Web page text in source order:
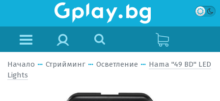
Начало Стрийминг Осветление
Hama "49 BD" LED
Lights